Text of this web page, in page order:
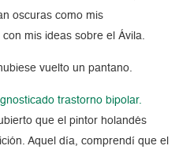
oscuras como mis
mis ideas sobre el Ávila.
vuelto un pantano.
trastorno bipolar.
que el pintor holandés
Aquel día, comprendí que el